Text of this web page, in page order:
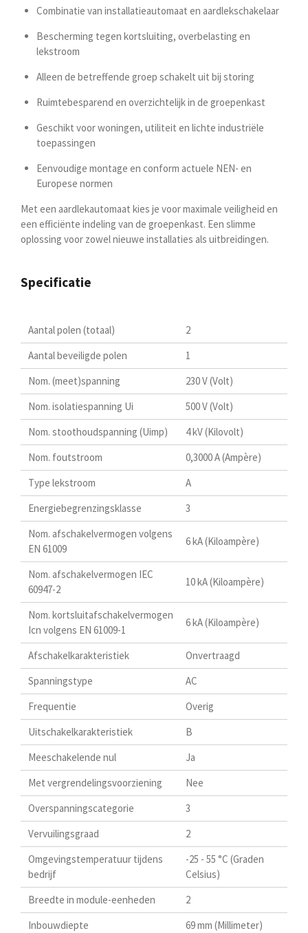
Combinatie van installatieautomaat en aardlekschakelaar
Bescherming tegen kortsluiting, overbelasting en
lekstroom
Alleen de betreffende groep schakelt uit bij storing
Ruimtebesparend en overzichtelijk in de groepenkast
Geschikt voor woningen, utiliteit en lichte industriële
toepassingen
Eenvoudige montage en conform actuele NEN- en
Europese normen
Met een aardlekautomaat kies je voor maximale veiligheid en
een efficiënte indeling van de groepenkast. Een slimme
oplossing voor zowel nieuwe installaties als uitbreidingen.
Specificatie
Aantal polen (totaal)
2
Aantal beveiligde polen
1
Nom. (meet)spanning
230 V (Volt)
Nom. isolatiespanning Ui
500 V (Volt)
Nom. stoothoudspanning (Uimp)
4 kV (Kilovolt)
Nom. foutstroom
0,3000 A (Ampère)
Type lekstroom
A
Energiebegrenzingsklasse
3
Nom. afschakelvermogen volgens
EN 61009
6 kA (Kiloampère)
Nom. afschakelvermogen IEC
60947-2
10 kA (Kiloampère)
Nom. kortsluitafschakelvermogen
Icn volgens EN 61009-1
6 kA (Kiloampère)
Afschakelkarakteristiek
Onvertraagd
Spanningstype
AC
Frequentie
Overig
Uitschakelkarakteristiek
B
Meeschakelende nul
Ja
Met vergrendelingsvoorziening
Nee
Overspanningscategorie
3
Vervuilingsgraad
2
Omgevingstemperatuur tijdens
bedrijf
-25 - 55 °C (Graden
Celsius)
Breedte in module-eenheden
2
Inbouwdiepte
69 mm (Millimeter)